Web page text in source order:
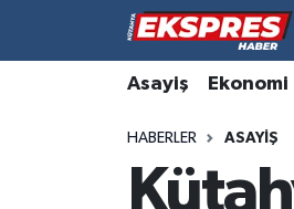
Asayiş Ekonomi
HABERLER ASAYIŞ
Altıntaş
Aslanapa
Hava Durumu
Trafik Durumu
Süper Lig Puan Durumu ve